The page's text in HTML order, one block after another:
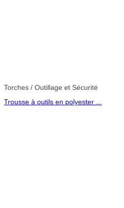
Torches / Outillage et Sécurité
Trousse à outils en polyester ...